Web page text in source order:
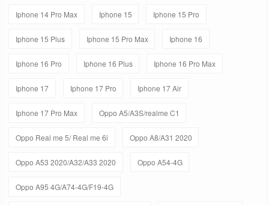
Iphone 14 Pro Max Iphone 15 Iphone 15 Pro
Iphone 15 Plus Iphone 15 Pro Max Iphone 16
Iphone 16 Pro Iphone 16 Plus Iphone 16 Pro Max
Iphone 17 Iphone 17 Pro Iphone 17 Air
Iphone 17 Pro Max Oppo A5/A3S/realme C1
Oppo Real me 5/ Real me 6i Oppo A8/A31 2020
Oppo A53 2020/A32/A33 2020 Oppo A54-4G
Oppo A95 4G/A74-4G/F19-4G